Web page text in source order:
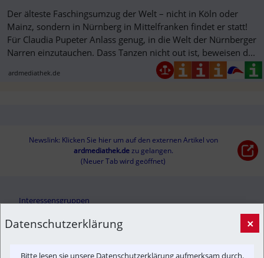
Der älteste Faschingsumzug der Welt – nicht in Köln oder
Mainz, sondern in Nürnberg in Mittelfranken findet er statt!
Für Claudia Pupeter Anlass genug, in die Welt der Nürnberger
Narren einzutauchen. Dass Tanzen nicht out ist, beweisen d...
ardmediathek.de
Newslink: Klicken Sie hier um auf den externen Artikel von
ardmediathek.de zu gelangen.
(Neuer Tab wird geöffnet)
Interessensgruppen
Tourist
Datenschutzerklärung ×
Bitte lesen sie unsere Datenschutzerklärung aufmerksam durch.